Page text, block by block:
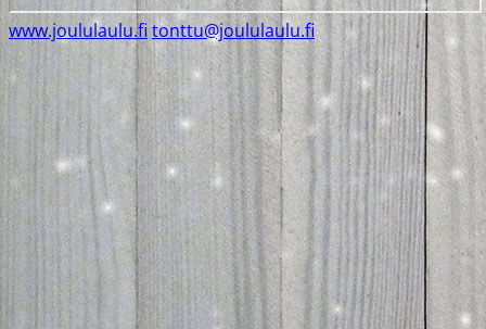
www.joululaulu.fitonttu@joululaulu.fi